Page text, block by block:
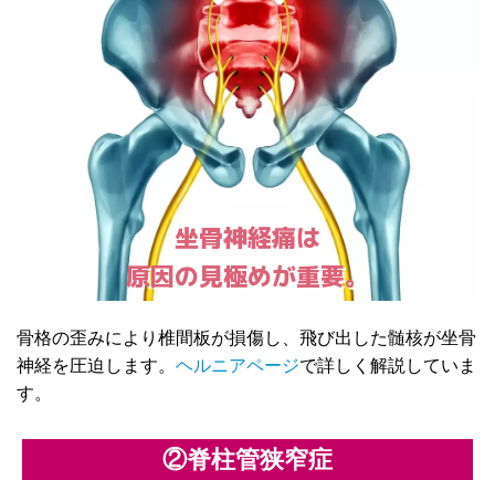
坐骨神経痛は
原因の見極めが重要。
骨格の歪みにより椎間板が損傷し、飛び出した髄核が坐骨
神経を圧迫します。 ヘルニアページで詳しく解説していま
す。
②脊柱管狭窄症